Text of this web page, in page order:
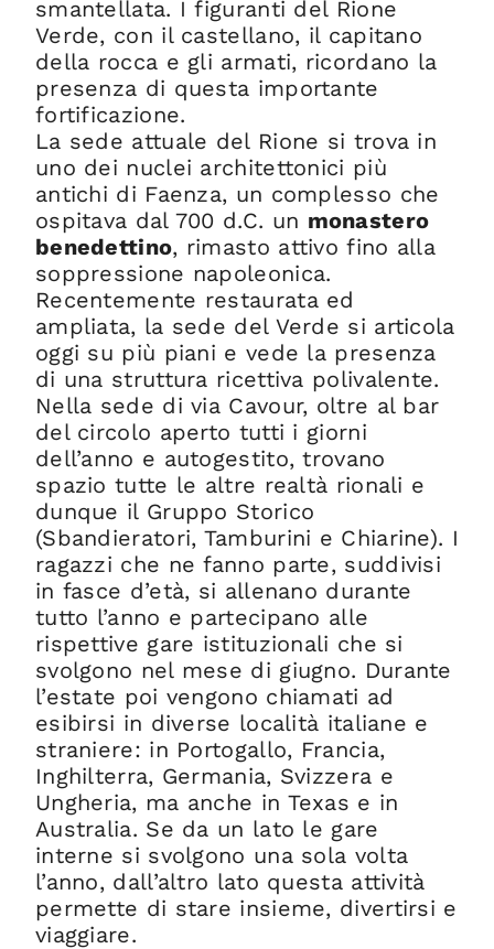
smantellata. I figuranti del Rione
Verde, con il castellano, il capitano
della rocca e gli armati, ricordano la
presenza di questa importante
fortificazione.
La sede attuale del Rione si trova in
uno dei nuclei architettonici più
antichi di Faenza, un complesso che
ospitava dal 700 d.C. un monastero
benedettino, rimasto attivo fino alla
soppressione napoleonica.
Recentemente restaurata ed
ampliata, la sede del Verde si articola
oggi su più piani e vede la presenza
di una struttura ricettiva polivalente.
Nella sede di via Cavour, oltre al bar
del circolo aperto tutti i giorni
dell’anno e autogestito, trovano
spazio tutte le altre realtà rionali e
dunque il Gruppo Storico
(Sbandieratori, Tamburini e Chiarine). I
ragazzi che ne fanno parte, suddivisi
in fasce d’età, si allenano durante
tutto l’anno e partecipano alle
rispettive gare istituzionali che si
svolgono nel mese di giugno. Durante
l’estate poi vengono chiamati ad
esibirsi in diverse località italiane e
straniere: in Portogallo, Francia,
Inghilterra, Germania, Svizzera e
Ungheria, ma anche in Texas e in
Australia. Se da un lato le gare
interne si svolgono una sola volta
l’anno, dall’altro lato questa attività
permette di stare insieme, divertirsi e
viaggiare.